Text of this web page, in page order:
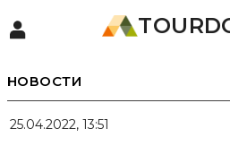
НОВОСТИ
25.04.2022, 13:51